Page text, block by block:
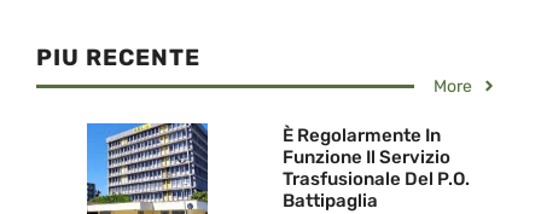
PIU RECENTE
More
È Regolarmente In
Funzione Il Servizio
Trasfusionale Del P.O.
Battipaglia